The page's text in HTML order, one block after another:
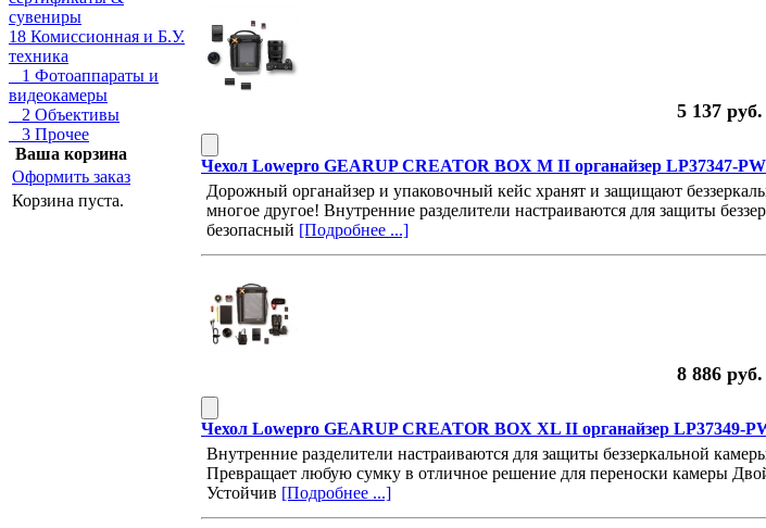
сувениры
18 Комиссионная и Б.У.
техника
1 Фотоаппараты и
видеокамеры
2 Объективы
3 Прочее
Ваша корзина
Оформить заказ
Корзина пуста.
5 137 руб.
Чехол Lowepro GEARUP CREATOR BOX M II органайзер LP37347-
Дорожный органайзер и упаковочный кейс хранят и защищают
многое другое! Внутренние разделители настраиваются для защиты
безопасный [Подробнее ...]
8 886 руб.
Чехол Lowepro GEARUP CREATOR BOX XL II органайзер LP37349-
Внутренние разделители настраиваются для защиты беззеркальной
Превращает любую сумку в отличное решение для переноски камеры
Устойчив [Подробнее ...]